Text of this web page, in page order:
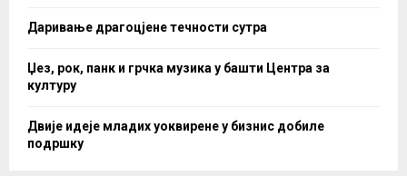
Даривање драгоцјене течности сутра
Џез, рок, панк и грчка музика у башти Центра за
културу
Двије идеје младих уоквирене у бизнис добиле
подршку